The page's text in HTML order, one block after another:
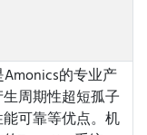
Amonics的专业产
周期性超短孤子
可靠等优点。机